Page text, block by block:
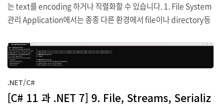
는 text를 encoding 하거나 직렬화할 수 있습니다. 1. File System
관리 Application에서는 종종 다른 환경에서 file이나 directory등
IO namespace에서는 이러한 목적의 class들을 포함하고 있습니
다. (1) cross-platform 환경및 filesystem 우선 cross-platform
이점에 대해 알아보고자 합니다. Windows와 macOS 그리고 Linux
에서 경로는 다르게 취급되고 있으므로 .NET이 이를 어떻게 처리하
.NET/C#
[C# 11 과 .NET 7] 9. File, Streams, Serializ